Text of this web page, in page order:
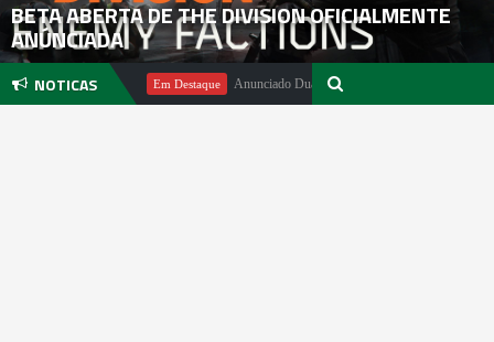
BETA ABERTA DE THE DIVISION OFICIALMENTE
ANÚNCIADA
NOTICAS
Pachter Em Destaque Anunciado DualSense The Last of Us Limited